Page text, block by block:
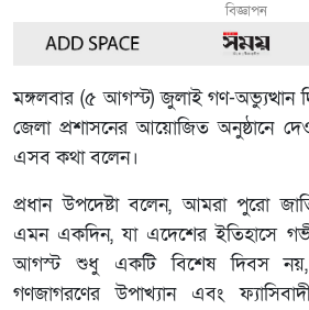
বিজ্ঞাপন
মঙ্গলবার (৫ আগস্ট) জুলাই গণ-অভ্যুত্থান
জেলা প্রশাসনের আয়োজিত অনুষ্ঠানে
এসব কথা বলেন।
প্রধান উপদেষ্টা বলেন, আমরা পুরো
এমন একদিন, যা এদেশের ইতিহাসে
আগস্ট শুধু একটি বিশেষ দিবস নয়,
গণজাগরণের উপাখ্যান এবং